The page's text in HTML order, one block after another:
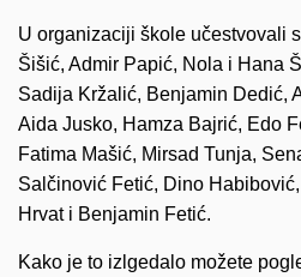
U organizaciji škole učestvovali
Šišić, Admir Papić, Nola i Hana
Sadija Kržalić, Benjamin Dedić,
Aida Jusko, Hamza Bajrić, Edo
Fatima Mašić, Mirsad Tunja,
Salčinović Fetić, Dino
Hrvat i Benjamin Fetić.
Kako je to izlgedalo možete